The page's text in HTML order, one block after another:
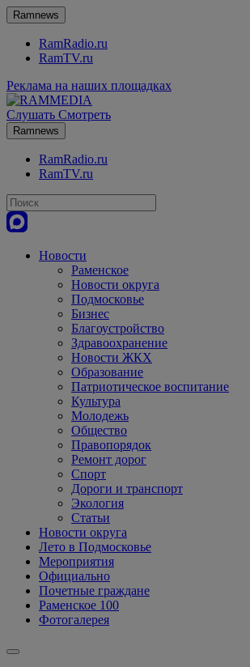
Ramnews
RamRadio.ru
RamTV.ru
Реклама на наших площадках
Слушать Смотреть
Ramnews
RamRadio.ru
RamTV.ru
Новости
Раменское
Новости округа
Подмосковье
Бизнес
Благоустройство
Здравоохранение
Новости ЖКХ
Образование
Патриотическое воспитание
Культура
Молодежь
Общество
Правопорядок
Ремонт дорог
Спорт
Дороги и транспорт
Экология
Статьи
Новости округа
Лето в Подмосковье
Мероприятия
Официально
Почетные граждане
Раменское 100
Фотогалерея